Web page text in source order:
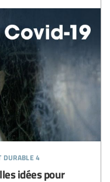
durable 4
idées pour